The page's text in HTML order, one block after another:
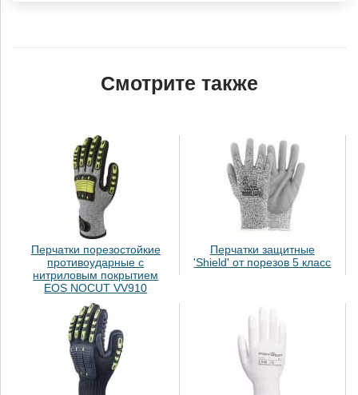
Смотрите также
Перчатки порезостойкие
противоударные с
нитриловым покрытием
EOS NOCUT VV910
Перчатки защитные
'Shield' от порезов 5 класс